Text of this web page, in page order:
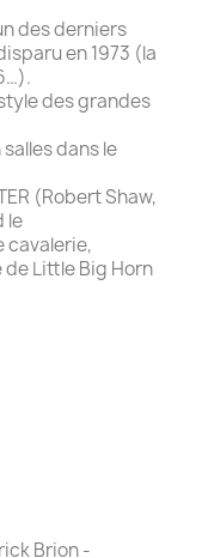
des derniers
en 1973 (la
des grandes
dans le
(Robert Shaw,
le
cavalerie,
de Little Big Horn
Brion -